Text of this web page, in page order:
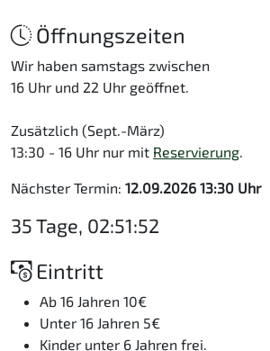
Öffnungszeiten
Wir haben samstags zwischen
16 Uhr und 22 Uhr geöffnet.
Zusätzlich (Sept.-März)
13:30 - 16 Uhr nur mit Reservierung.
Nächster Termin: 12.09.2026 13:30 Uhr
35 Tage, 02:51:52
Eintritt
Ab 16 Jahren 10€
Unter 16 Jahren 5€
Kinder unter 6 Jahren frei.